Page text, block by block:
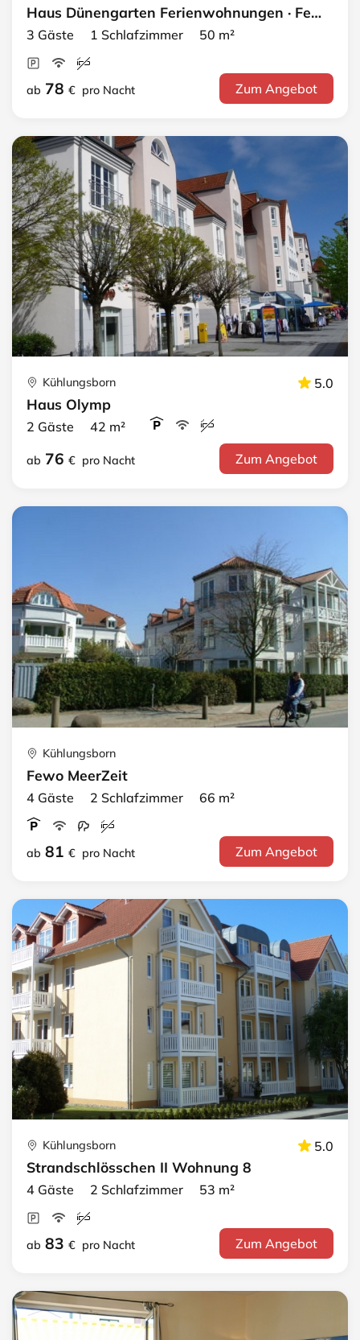
Haus Dünengarten Ferienwohnungen · FeWo 14
3 Gäste 1 Schlafzimmer 50 m²
ab 78 € pro Nacht Zum Angebot
Kühlungsborn 5.0
Haus Olymp
2 Gäste 42 m²
ab 76 € pro Nacht Zum Angebot
Kühlungsborn
Fewo MeerZeit
4 Gäste 2 Schlafzimmer 66 m²
ab 81 € pro Nacht Zum Angebot
Kühlungsborn 5.0
Strandschlösschen II Wohnung 8
4 Gäste 2 Schlafzimmer 53 m²
ab 83 € pro Nacht Zum Angebot